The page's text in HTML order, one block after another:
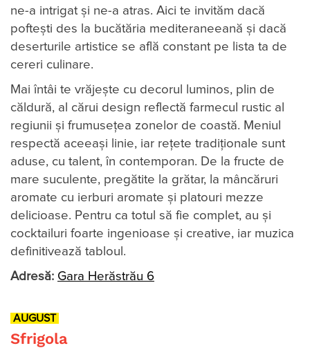
ne-a intrigat şi ne-a atras. Aici te invităm dacă
pofteşti des la bucătăria mediteraneeană şi dacă
deserturile artistice se află constant pe lista ta de
cereri culinare.
Mai întâi te vrăjește cu decorul luminos, plin de
căldură, al cărui design reflectă farmecul rustic al
regiunii și frumusețea zonelor de coastă. Meniul
respectă aceeași linie, iar rețete tradiționale sunt
aduse, cu talent, în contemporan. De la fructe de
mare suculente, pregătite la grătar, la mâncăruri
aromate cu ierburi aromate și platouri mezze
delicioase. Pentru ca totul să fie complet, au și
cocktailuri foarte ingenioase și creative, iar muzica
definitivează tabloul.
Adresă: Gara Herăstrău 6
AUGUST
Sfrigola